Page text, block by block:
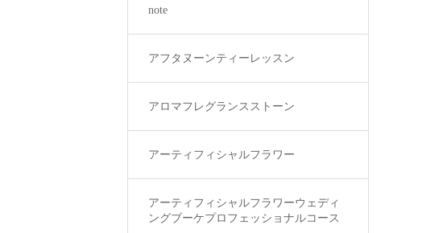
note
アフタヌーンティーレッスン
アロマフレグランスストーン
アーティフィシャルフラワー
アーティフィシャルフラワーウェディ
ングブーケプロフェッショナルコース